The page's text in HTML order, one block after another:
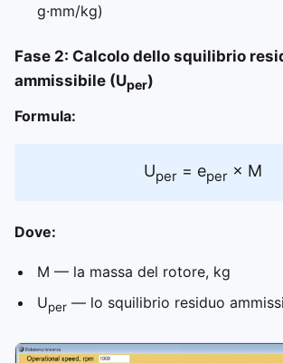
g·mm/kg)
Fase 2: Calcolo dello squilibrio
ammissibile (Uper)
Formula:
Uper= eper× M
Dove:
M — la massa del rotore, kg
Uper— lo squilibrio residuo